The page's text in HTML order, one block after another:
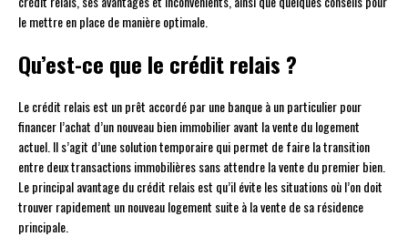
le mettre en place de manière optimale.
Qu’est-ce que le crédit relais ?
Le crédit relais est un prêt accordé par une banque à un particulier pour
financer l’achat d’un nouveau bien immobilier avant la vente du logement
actuel. Il s’agit d’une solution temporaire qui permet de faire la transition
entre deux transactions immobilières sans attendre la vente du premier bien.
Le principal avantage du crédit relais est qu’il évite les situations où l’on doit
trouver rapidement un nouveau logement suite à la vente de sa résidence
principale.